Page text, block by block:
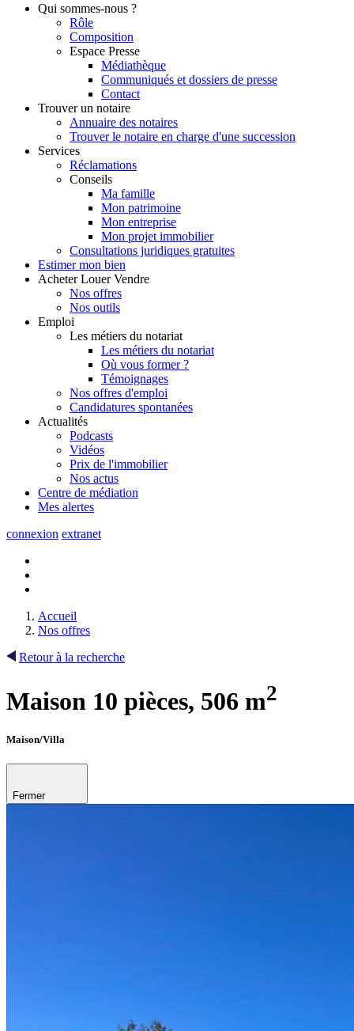
Qui sommes-nous ?
Rôle
Composition
Espace Presse
Médiathèque
Communiqués et dossiers de presse
Contact
Trouver un notaire
Annuaire des notaires
Trouver le notaire en charge d'une succession
Services
Réclamations
Conseils
Ma famille
Mon patrimoine
Mon entreprise
Mon projet immobilier
Consultations juridiques gratuites
Estimer mon bien
Acheter Louer Vendre
Nos offres
Nos outils
Emploi
Les métiers du notariat
Les métiers du notariat
Où vous former ?
Témoignages
Nos offres d'emploi
Candidatures spontanées
Actualités
Podcasts
Vidéos
Prix de l'immobilier
Nos actus
Centre de médiation
Mes alertes
connexion extranet
Accueil
Nos offres
Retour à la recherche
Maison 10 pièces, 506 m2
Maison/Villa
Fermer